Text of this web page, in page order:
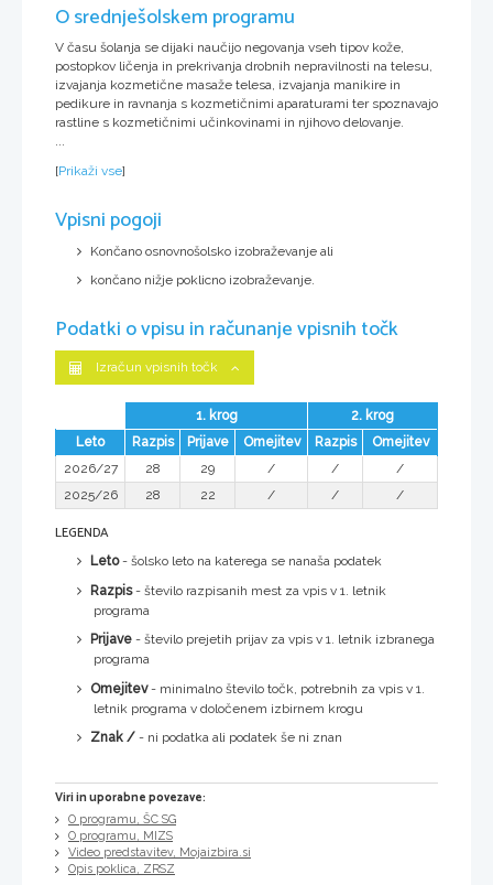
O srednješolskem programu
V času šolanja se dijaki naučijo negovanja vseh tipov kože,
postopkov ličenja in prekrivanja drobnih nepravilnosti na telesu,
izvajanja kozmetične masaže telesa, izvajanja manikire in
pedikure in ravnanja s kozmetičnimi aparaturami ter spoznavajo
rastline s kozmetičnimi učinkovinami in njihovo delovanje.
...
[Prikaži vse]
Vpisni pogoji
Končano osnovnošolsko izobraževanje ali
končano nižje poklicno izobraževanje.
Podatki o vpisu in računanje vpisnih točk
Izračun vpisnih točk
1. krog
2. krog
Leto
Razpis Prijave Omejitev Razpis
Omejitev
2026/27
28 29 / /
/
2025/26
28 22 / / /
LEGENDA
Leto- šolsko leto na katerega se nanaša podatek
Razpis- število razpisanih mest za vpis v 1. letnik
programa
Prijave - število prejetih prijav za vpis v 1. letnik izbranega
programa
Omejitev- minimalno število točk, potrebnih za vpis v 1.
letnik programa v določenem izbirnem krogu
Znak / - ni podatka ali podatek še ni znan
Viri in uporabne povezave:
O programu, ŠC SG
O programu, MIZS
Video predstavitev, Mojaizbira.si
Opis poklica, ZRSZ